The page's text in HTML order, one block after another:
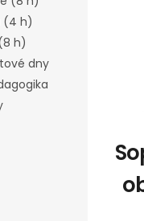
(4 h)
h)
dny